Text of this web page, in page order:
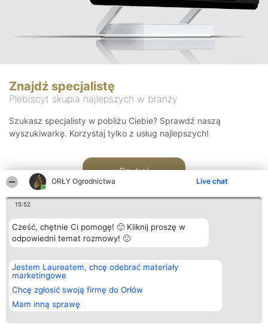
ORŁY Ogrodnictwa Live chat
15:52
Cześć, chętnie Ci pomogę! 🙂 Kliknij proszę w
odpowiedni temat rozmowy! 🙂
Jestem Laureatem, chcę odebrać materiały
marketingowe
Chcę zgłosić swoją firmę do Orłów
Mam inną sprawę
Znajdź specjalistę
Plebiscyt skupia najlepszych w branży
Szukasz specjalisty w pobliżu Ciebie? Sprawdź naszą
wyszukiwarkę. Korzystaj tylko z usług najlepszych!
Szukaj
Organizator plebiscytu
Bright Side Solutions sp. z o.
o. sp. k.
ul. Ruska 22
Wrocław 50-079
KRS 0000749100 | Regon
381313360 | NIP 8943132676
Plebiscyt
Laureaci
wszystkich
Laureatów
Regulamin
Kontakt
Kontakt